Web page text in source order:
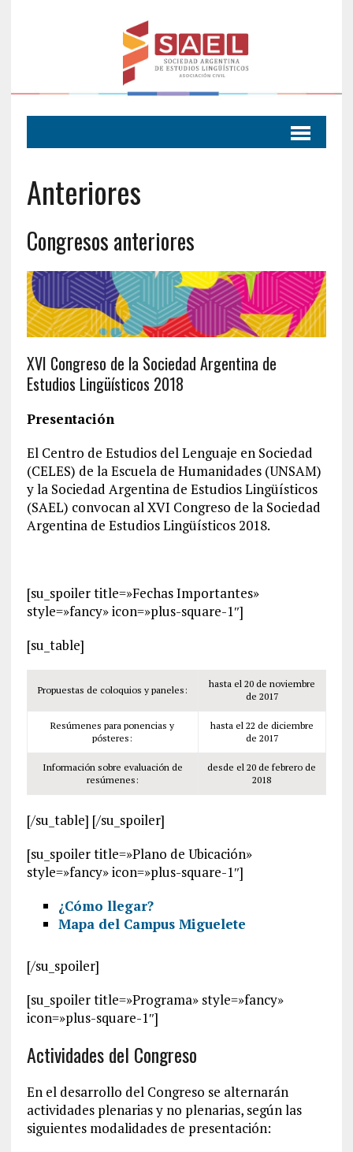
Anteriores
Congresos anteriores
XVI Congreso de la Sociedad Argentina de
Estudios Lingüísticos 2018
Presentación
El Centro de Estudios del Lenguaje en Sociedad
(CELES) de la Escuela de Humanidades (UNSAM)
y la Sociedad Argentina de Estudios Lingüísticos
(SAEL) convocan al XVI Congreso de la Sociedad
Argentina de Estudios Lingüísticos 2018.
[su_spoiler title=»Fechas Importantes»
style=»fancy» icon=»plus-square-1″]
[su_table]
Propuestas de coloquios y paneles:
hasta el 20 de noviembre
de 2017
Resúmenes para ponencias y
pósteres:
hasta el 22 de diciembre
de 2017
Información sobre evaluación de
resúmenes:
desde el 20 de febrero de
2018
[/su_table] [/su_spoiler]
[su_spoiler title=»Plano de Ubicación»
style=»fancy» icon=»plus-square-1″]
¿Cómo llegar?
Mapa del Campus Miguelete
[/su_spoiler]
[su_spoiler title=»Programa» style=»fancy»
icon=»plus-square-1″]
Actividades del Congreso
En el desarrollo del Congreso se alternarán
actividades plenarias y no plenarias, según las
siguientes modalidades de presentación: